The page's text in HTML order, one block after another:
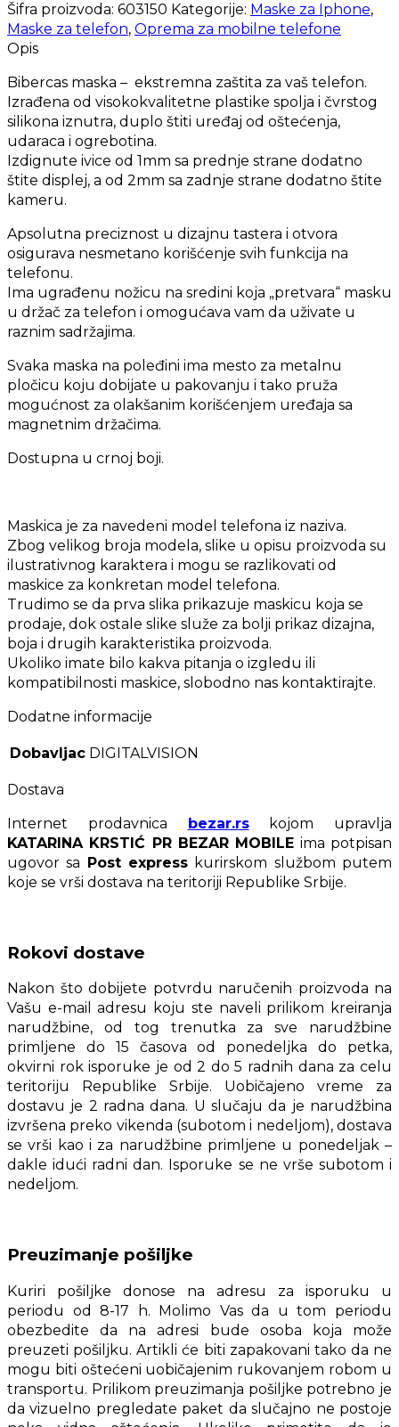
Šifra proizvoda: 603150 Kategorije: Maske za Iphone,
Maske za telefon, Oprema za mobilne telefone
Opis
Bibercas maska – ekstremna zaštita za vaš telefon.
Izrađena od visokokvalitetne plastike spolja i čvrstog
silikona iznutra, duplo štiti uređaj od oštećenja,
udaraca i ogrebotina.
Izdignute ivice od 1mm sa prednje strane dodatno
štite displej, a od 2mm sa zadnje strane dodatno štite
kameru.
Apsolutna preciznost u dizajnu tastera i otvora
osigurava nesmetano korišćenje svih funkcija na
telefonu.
Ima ugrađenu nožicu na sredini koja „pretvara“ masku
u držač za telefon i omogućava vam da uživate u
raznim sadržajima.
Svaka maska na poleđini ima mesto za metalnu
pločicu koju dobijate u pakovanju i tako pruža
mogućnost za olakšanim korišćenjem uređaja sa
magnetnim držačima.
Dostupna u crnoj boji.
Maskica je za navedeni model telefona iz naziva.
Zbog velikog broja modela, slike u opisu proizvoda su
ilustrativnog karaktera i mogu se razlikovati od
maskice za konkretan model telefona.
Trudimo se da prva slika prikazuje maskicu koja se
prodaje, dok ostale slike služe za bolji prikaz dizajna,
boja i drugih karakteristika proizvoda.
Ukoliko imate bilo kakva pitanja o izgledu ili
kompatibilnosti maskice, slobodno nas kontaktirajte.
Dodatne informacije
Dobavljac DIGITALVISION
Dostava
Internet prodavnica bezar.rskojom upravlja
KATARINA KRSTIĆ PR BEZAR MOBILE ima potpisan
ugovor sa Post express kurirskom službom putem
koje se vrši dostava na teritoriji Republike Srbije.
Rokovi dostave
Nakon što dobijete potvrdu naručenih proizvoda na
Vašu e-mail adresu koju ste naveli prilikom kreiranja
narudžbine, od tog trenutka za sve narudžbine
primljene do 15 časova od ponedeljka do petka,
okvirni rok isporuke je od 2 do 5 radnih dana za celu
teritoriju Republike Srbije. Uobičajeno vreme za
dostavu je 2 radna dana. U slučaju da je narudžbina
izvršena preko vikenda (subotom i nedeljom), dostava
se vrši kao i za narudžbine primljene u ponedeljak –
dakle idući radni dan. Isporuke se ne vrše subotom i
nedeljom.
Preuzimanje pošiljke
Kuriri pošiljke donose na adresu za isporuku u
periodu od 8-17 h. Molimo Vas da u tom periodu
obezbedite da na adresi bude osoba koja može
preuzeti pošiljku. Artikli će biti zapakovani tako da ne
mogu biti oštećeni uobičajenim rukovanjem robom u
transportu. Prilikom preuzimanja pošiljke potrebno je
da vizuelno pregledate paket da slučajno ne postoje